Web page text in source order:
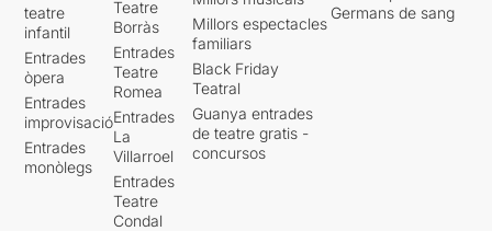
teatre
infantil
Entrades
òpera
Entrades
improvisació
Entrades
monòlegs
Teatre
Borràs
Entrades
Teatre
Romea
Entrades
La
Villarroel
Entrades
Teatre
Condal
Millors espectacles
familiars
Black Friday
Teatral
Guanya entrades
de teatre gratis -
concursos
Germans de sang